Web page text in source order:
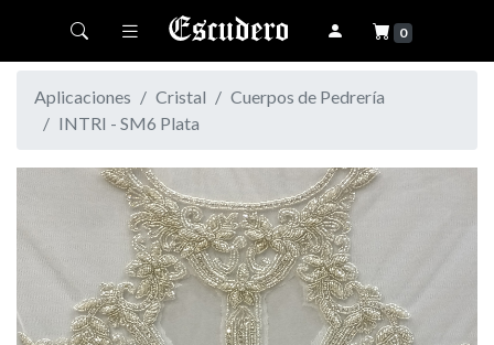
Toggle navigation 0
Aplicaciones Cristal
Cuerpos de Pedrería
INTRI - SM6 Plata